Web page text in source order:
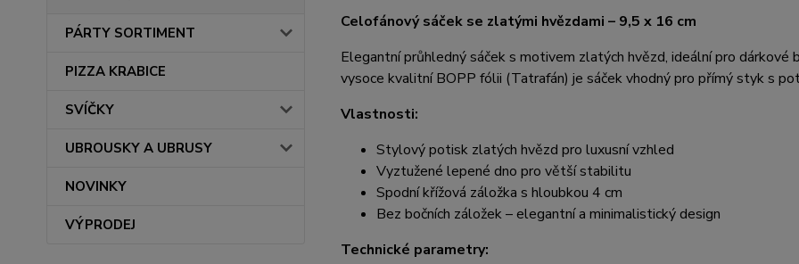
PÁRTY SORTIMENT
PIZZA KRABICE
SVÍČKY
UBROUSKY A UBRUSY
NOVINKY
VÝPRODEJ
Celofánový sáček se zlatými hvězdami – 9,5 x 16 cm
Elegantní průhledný sáček s motivem zlatých hvězd, ideální pro dárkové
vysoce kvalitní BOPP fólii (Tatrafán) je sáček vhodný pro přímý styk s
Vlastnosti:
Stylový potisk zlatých hvězd pro luxusní vzhled
Vyztužené lepené dno pro větší stabilitu
Spodní křížová záložka s hloubkou 4 cm
Bez bočních záložek – elegantní a minimalistický design
Technické parametry: